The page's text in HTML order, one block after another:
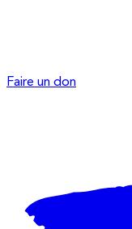
Faire un don